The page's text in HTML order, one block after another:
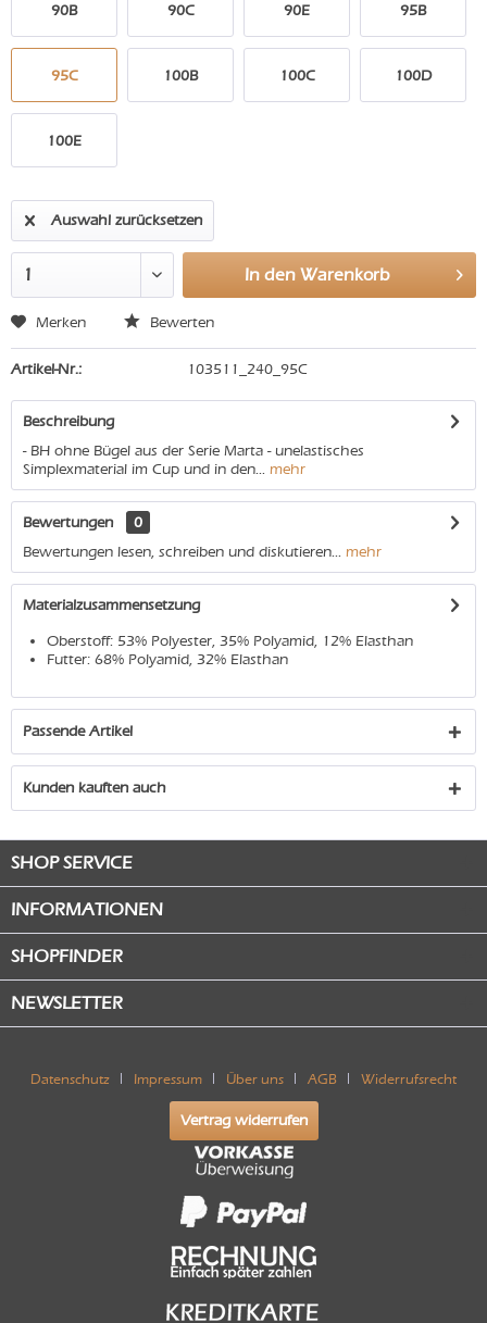
90B 90C 90E 95B
95C 100B 100C 100D
100E
Auswahl zurücksetzen
In den Warenkorb
Merken Bewerten
Artikel-Nr.: 103511_240_95C
Beschreibung
- BH ohne Bügel aus der Serie Marta - unelastisches
Simplexmaterial im Cup und in den... mehr
Bewertungen
0
Bewertungen lesen, schreiben und diskutieren... mehr
Materialzusammensetzung
Oberstoff: 53% Polyester, 35% Polyamid, 12% Elasthan
Futter: 68% Polyamid, 32% Elasthan
Passende Artikel
Kunden kauften auch
SHOP SERVICE
INFORMATIONEN
SHOPFINDER
NEWSLETTER
Datenschutz Impressum Über uns AGB Widerrufsrecht
Vertrag widerrufen